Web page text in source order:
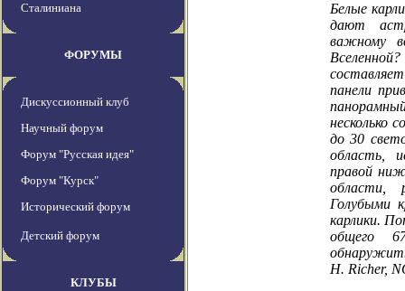
Сталиниана
ФОРУМЫ
Дискуссионный клуб
Научный форум
Форум "Русская идея"
Форум "Курск"
Исторический форум
Детский форум
КЛУБЫ
Белые
дают
важному
панели
несколько
до 30
область,
правой
области,
Голубыми
карлики.
общего
H. Richer,